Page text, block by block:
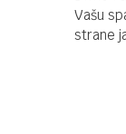
Vašu
strane